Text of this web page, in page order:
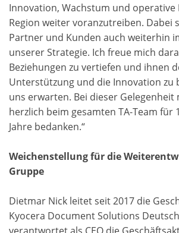
Innovation, Wachstum und operative
Region weiter voranzutreiben. Dabei
Partner und Kunden auch weiterhin
unserer Strategie. Ich freue mich
Beziehungen zu vertiefen und ihnen
Unterstützung und die Innovation zu
uns erwarten. Bei dieser Gelegenheit
herzlich beim gesamten TA-Team für
Jahre bedanken.“
Weichenstellung für die
Gruppe
Dietmar Nick leitet seit 2017 die
Kyocera Document Solutions